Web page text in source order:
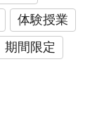
体験授業
期間限定